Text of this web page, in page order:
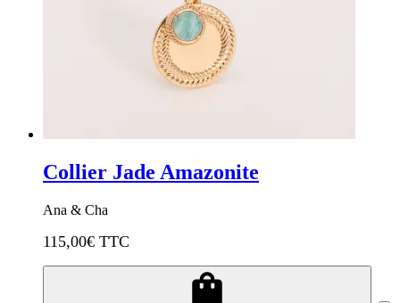
Collier Jade Amazonite
Ana & Cha
115,00€ TTC